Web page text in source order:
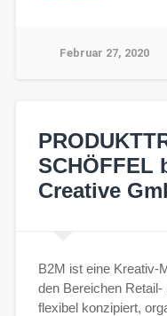
Februar 27, 2020
SCHÖFFEL
Creative
B2M ist eine Kreativ-
den Bereichen
flexibel konzipiert,